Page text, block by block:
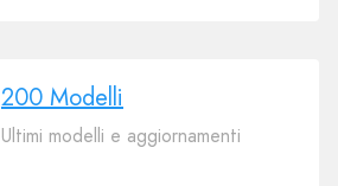
200 Modelli
Ultimi modelli e aggiornamenti